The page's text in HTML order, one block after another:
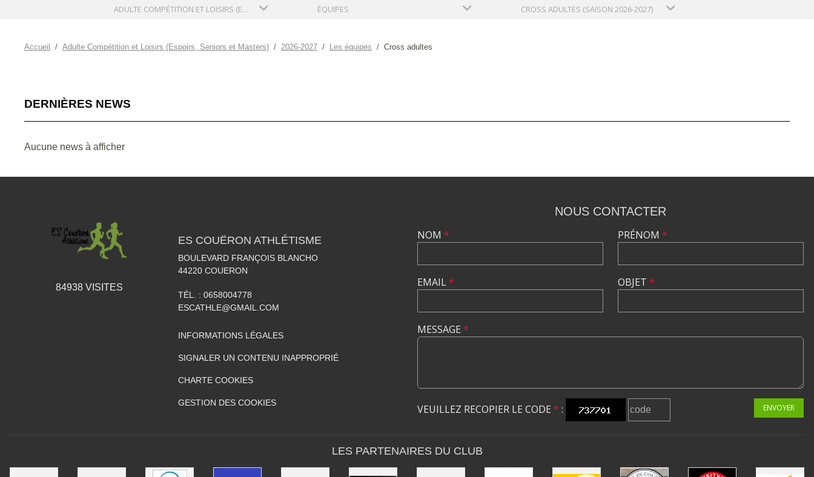
ADULTE COMPÉTITION ET LOISIRS (ESPOIRS, SENIORS ET MASTERS) ÉQUIPES CROSS ADULTES (SAISON 2026-2027)
Accueil Adulte Compétition et Loisirs (Espoirs, Seniors et Masters) 2026-2027 Les équipes Cross adultes
DERNIÈRES NEWS
Aucune news à afficher
84938VISITES
ES COUËRON ATHLÉTISME
BOULEVARD FRANÇOIS BLANCHO
44220 COUERON
TÉL. : 0658004778
ESCATHLE@GMAIL.COM
INFORMATIONS LÉGALES
SIGNALER UN CONTENU INAPPROPRIÉ
CHARTE COOKIES
GESTION DES COOKIES
NOUS CONTACTER
NOM *
EMAIL*
PRÉNOM *
OBJET *
MESSAGE *
VEUILLEZ RECOPIER LE CODE * : ENVOYER
LES PARTENAIRES DU CLUB